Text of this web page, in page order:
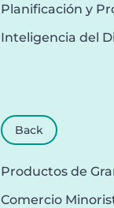
Planificación y
Inteligencia del
Back
Productos de
Comercio